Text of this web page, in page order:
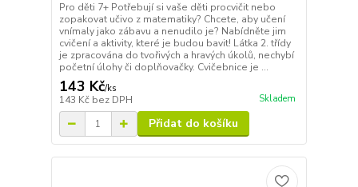
Pro děti 7+ Potřebují si vaše děti procvičit nebo
zopakovat učivo z matematiky? Chcete, aby učení
vnímaly jako zábavu a nenudilo je? Nabídněte jim
cvičení a aktivity, které je budou bavit! Látka 2. třídy
je zpracována do tvořivých a hravých úkolů, nechybí
početní úlohy či doplňovačky. Cvičebnice je ...
143 Kč/ks
143 Kč bez DPH Skladem
Přidat do košíku